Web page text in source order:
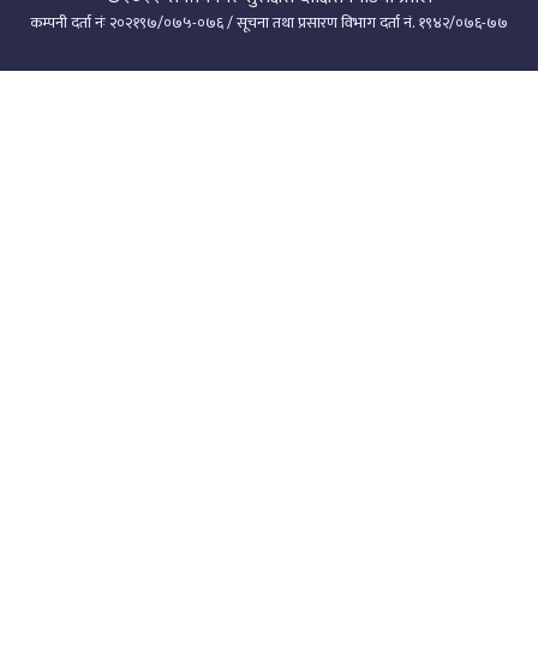
कम्पनी दर्ता नंः २०२१९७/०७५-०७६ / सूचना तथा प्रसारण विभाग दर्ता नं. १९४२/०७६-७७